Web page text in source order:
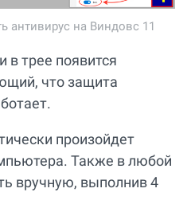
антивирус на Виндовс 11
в трее появится
что защита
произойдет
Также в любой
вручную, выполнив 4